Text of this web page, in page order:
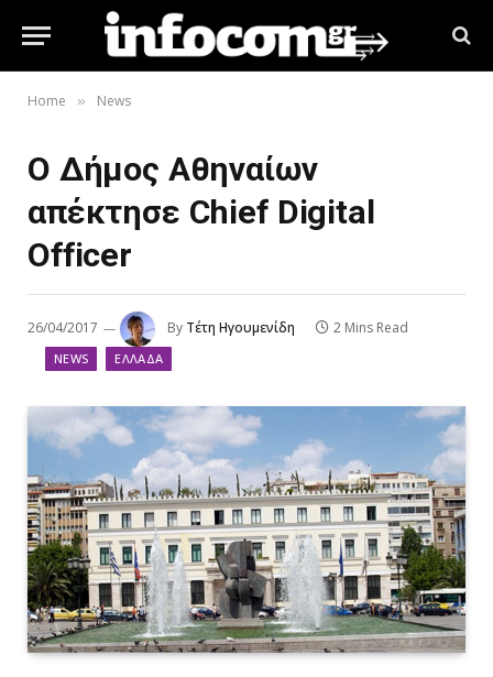
Home » News
Ο Δήμος Αθηναίων
απέκτησε Chief Digital
Officer
26/04/2017 By Τέτη Ηγουμενίδη 2 Mins Read
NEWS ΕΛΛΆΔΑ